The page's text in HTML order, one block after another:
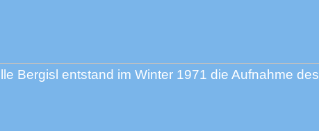
Bergisl entstand im Winter 1971 die Aufnahme des